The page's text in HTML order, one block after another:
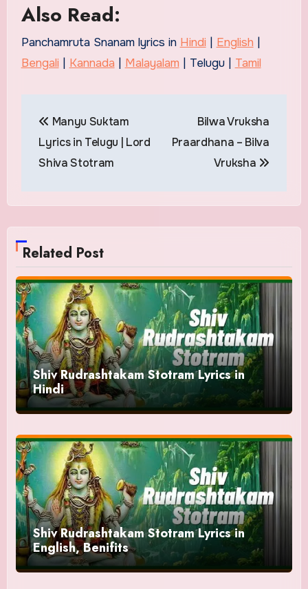
Also Read:
Panchamruta Snanam lyrics in Hindi | English |
Bengali | Kannada | Malayalam | Telugu | Tamil
navigation
Manyu Suktam
Lyrics in Telugu | Lord
Shiva Stotram
Bilwa Vruksha
Praardhana – Bilva
Vruksha
Related Post
Shiv Rudrashtakam Stotram Lyrics in
Hindi
Shiv Rudrashtakam Stotram Lyrics in
English, Benifits